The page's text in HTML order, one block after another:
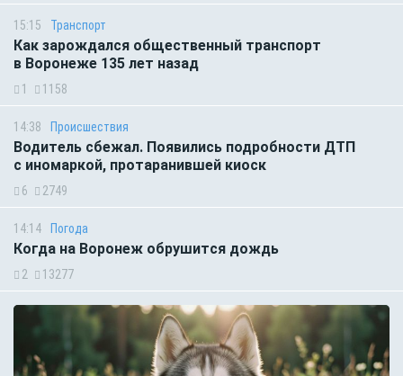
15:15 Транспорт
Как зарождался общественный транспорт
в Воронеже 135 лет назад
1 1158
14:38 Происшествия
Водитель сбежал. Появились подробности ДТП
с иномаркой, протаранившей киоск
6 2749
14:14 Погода
Когда на Воронеж обрушится дождь
2 13277